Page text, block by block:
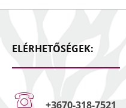
ELÉRHETŐSÉGEK:
+3670-318-7521